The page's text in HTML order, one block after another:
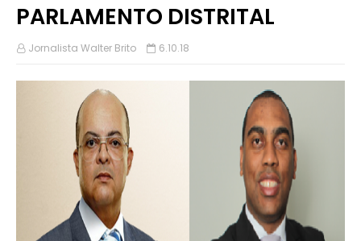
PARLAMENTO DISTRITAL
Jornalista Walter Brito 6.10.18